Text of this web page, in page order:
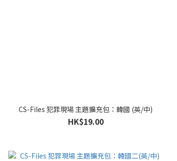
CS-Files 犯罪現場 主題擴充包：韓國 (英/中)
HK$19.00